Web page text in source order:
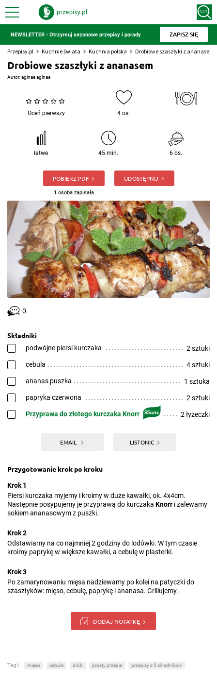
NEWSLETTER - Otrzymuj sezonowe przepisy i porady ZAPISZ SIĘ
Przepisy.pl Kuchnie świata Kuchnia polska Drobiowe szaszłyki z ananasem
Drobiowe szaszłyki z ananasem
Autor:aginaa aginaa
Oceń pierwszy 4 os.
łatwe 45 min. 6 os.
POBIERZ PDF
1 osoba zapisała
UDOSTĘPNIJ
0
Składniki
podwójne piersi kurczaka 2 sztuki
cebula 4 sztuki
ananas puszka 1 sztuka
papryka czerwona 2 sztuki
Przyprawa do złotego kurczaka Knorr 2 łyżeczki
EMAIL LISTONIC
Przygotowanie krok po kroku
Krok 1
Piersi kurczaka myjemy i kroimy w duże kawałki, ok. 4x4cm.
Następnie posypujemy je przyprawą do kurczaka Knorr i zalewamy
sokiem ananasowym z puszki.
Krok 2
Odstawiamy na co najmniej 2 godziny do lodówki. W tym czasie
kroimy paprykę w większe kawałki, a cebulę w plasterki.
Krok 3
Po zamarynowaniu mięsa nadziewamy po kolei na patyczki do
szaszłyków: mięso, cebulę, paprykę i ananasa. Grillujemy.
DODAJ NOTATKĘ
Tagi: mięso cebula drób prosty przepis przepisy z 5 składników